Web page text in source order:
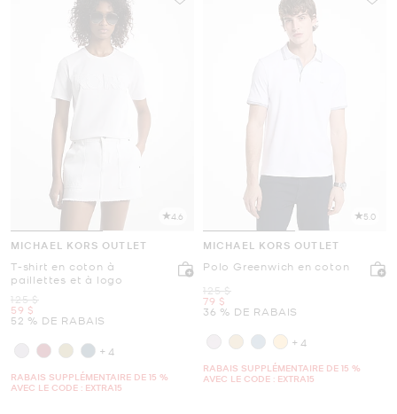
4.6
MICHAEL KORS OUTLET
T-shirt en coton à
paillettes et à logo
était
125 $
maintenant
59 $
52 % DE RABAIS
+4
RABAIS SUPPLÉMENTAIRE DE 15 %
AVEC LE CODE : EXTRA15
5.0
MICHAEL KORS OUTLET
Polo Greenwich en coton
était
125 $
maintenant
79 $
36 % DE RABAIS
+4
RABAIS SUPPLÉMENTAIRE DE 15 %
AVEC LE CODE : EXTRA15